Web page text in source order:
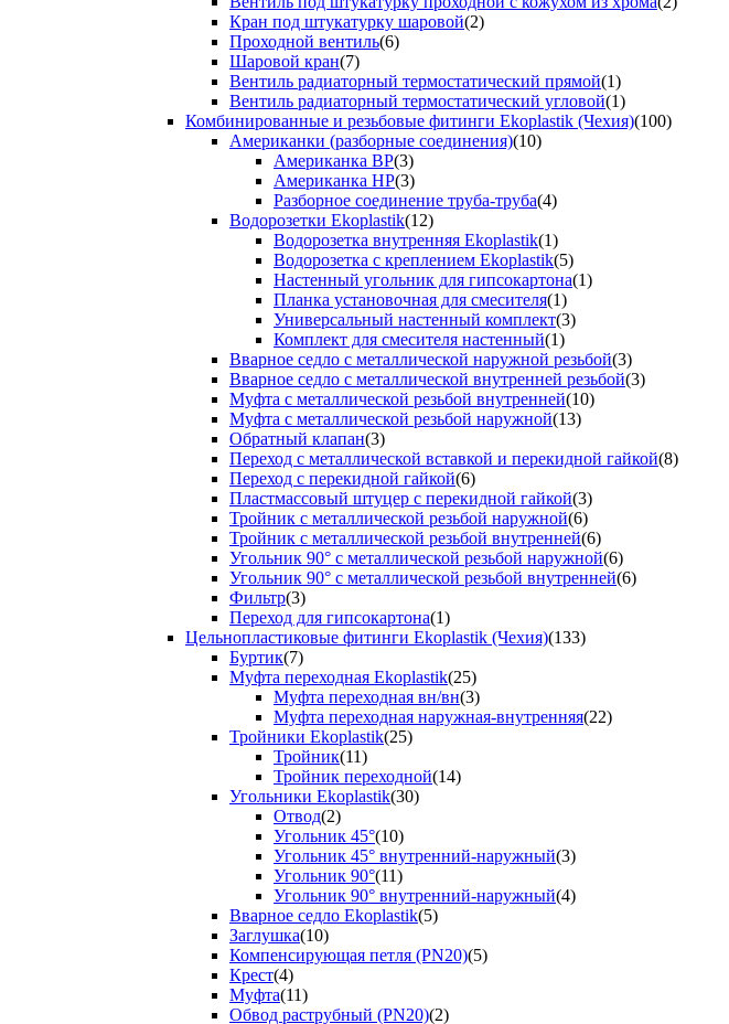
Кран под штукатурку шаровой(2)
Проходной вентиль(6)
Шаровой кран(7)
Вентиль радиаторный термостатический прямой(1)
Вентиль радиаторный термостатический угловой(1)
Комбинированные и резьбовые фитинги Ekoplastik (Чехия)(100)
Американки (разборные соединения)(10)
Американка ВР(3)
Американка НР(3)
Разборное соединение труба-труба(4)
Водорозетки Ekoplastik(12)
Водорозетка внутренняя Ekoplastik(1)
Водорозетка с креплением Ekoplastik(5)
Настенный угольник для гипсокартона(1)
Планка установочная для смесителя(1)
Универсальный настенный комплект(3)
Комплект для смесителя настенный(1)
Вварное седло с металлической наружной резьбой(3)
Вварное седло с металлической внутренней резьбой(3)
Муфта с металлической резьбой внутренней(10)
Муфта с металлической резьбой наружной(13)
Обратный клапан(3)
Переход с металлической вставкой и перекидной гайкой(8)
Переход с перекидной гайкой(6)
Пластмассовый штуцер с перекидной гайкой(3)
Тройник с металлической резьбой наружной(6)
Тройник с металлической резьбой внутренней(6)
Угольник 90° с металлической резьбой наружной(6)
Угольник 90° с металлической резьбой внутренней(6)
Фильтр(3)
Переход для гипсокартона(1)
Цельнопластиковые фитинги Ekoplastik (Чехия)(133)
Буртик(7)
Муфта переходная Ekoplastik(25)
Муфта переходная вн/вн(3)
Муфта переходная наружная-внутренняя(22)
Тройники Ekoplastik(25)
Тройник(11)
Тройник переходной(14)
Угольники Ekoplastik(30)
Отвод(2)
Угольник 45°(10)
Угольник 45° внутренний-наружный(3)
Угольник 90°(11)
Угольник 90° внутренний-наружный(4)
Вварное седло Ekoplastik(5)
Заглушка(10)
Компенсирующая петля (PN20)(5)
Крест(4)
Муфта(11)
Обвод раструбный (PN20)(2)